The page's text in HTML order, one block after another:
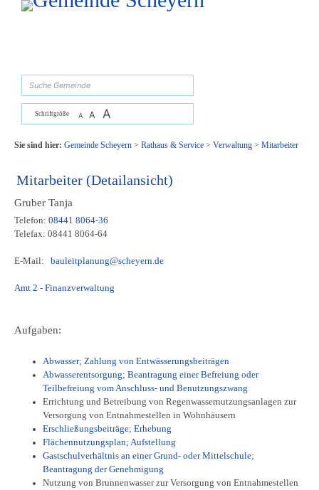
Zum Inhalt, zur Navigationoder zur Startseite springen.
Schriftgröße A A A
Sie sind hier: Gemeinde Scheyern> Rathaus & Service> Verwaltung> Mitarbeiter
Mitarbeiter (Detailansicht)
Gruber Tanja
Telefon: 08441 8064-36
Telefax: 08441 8064-64
E-Mail: bauleitplanung@scheyern.de
Amt 2 - Finanzverwaltung
Aufgaben:
Abwasser; Zahlung von Entwässerungsbeiträgen
Abwasserentsorgung; Beantragung einer Befreiung oder
Teilbefreiung vom Anschluss- und Benutzungszwang
Errichtung und Betreibung von Regenwassernutzungsanlagen zur
Versorgung von Entnahmestellen in Wohnhäusern
Erschließungsbeiträge; Erhebung
Flächennutzungsplan; Aufstellung
Gastschulverhältnis an einer Grund- oder Mittelschule;
Beantragung der Genehmigung
Nutzung von Brunnenwasser zur Versorgung von Entnahmestellen